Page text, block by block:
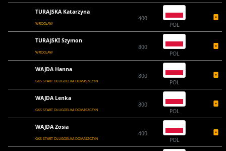
TURAJSKA Katarzyna
WROCŁAW
400
POL
TURAJSKI Szymon
WROCŁAW
800
POL
WAJDA Hanna
GKS START DLUGOELKA DOMASZCZYN
800
POL
WAJDA Lenka
GKS START DLUGOELKA DOMASZCZYN
800
POL
WAJDA Zosia
GKS START DLUGOELKA DOMASZCZYN
400
POL